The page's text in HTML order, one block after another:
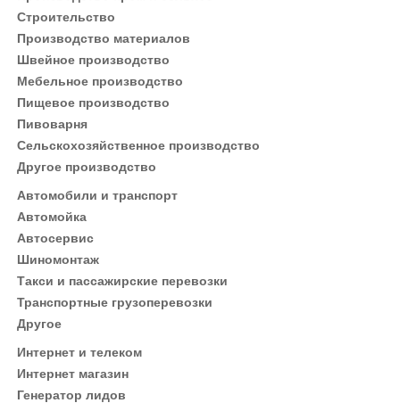
Строительство
Производство материалов
Швейное производство
Мебельное производство
Пищевое производство
Пивоварня
Сельскохозяйственное производство
Другое производство
Автомобили и транспорт
Автомойка
Автосервис
Шиномонтаж
Такси и пассажирские перевозки
Транспортные грузоперевозки
Другое
Интернет и телеком
Интернет магазин
Генератор лидов